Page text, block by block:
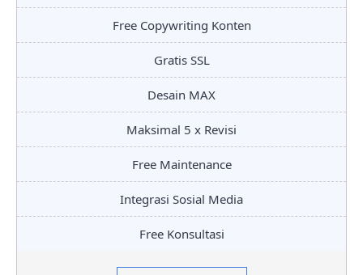
Free Copywriting Konten
Gratis SSL
Desain MAX
Maksimal 5 x Revisi
Free Maintenance
Integrasi Sosial Media
Free Konsultasi